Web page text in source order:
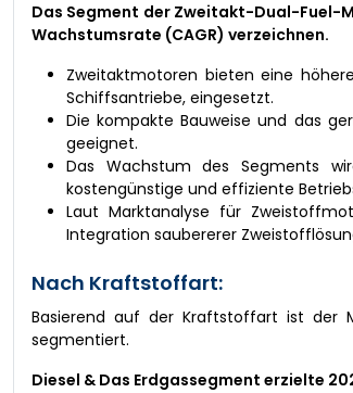
Das Segment der Zweitakt-Dual-Fuel-
Wachstumsrate (CAGR) verzeichnen.
Zweitaktmotoren bieten eine
Schiffsantriebe, eingesetzt.
Die kompakte Bauweise und das
geeignet.
Das Wachstum des Segments
kostengünstige und effiziente
Laut Marktanalyse für
Integration saubererer
Nach Kraftstoffart:
Basierend auf der Kraftstoffart ist der
segmentiert.
Diesel & Das Erdgassegment erzielte